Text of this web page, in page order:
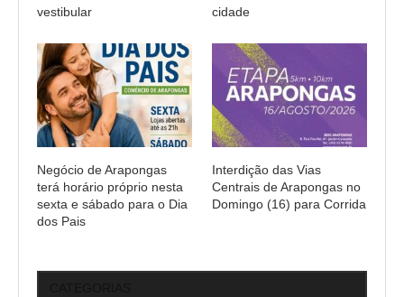
vestibular
cidade
Negócio de Arapongas
terá horário próprio nesta
sexta e sábado para o Dia
dos Pais
Interdição das Vias
Centrais de Arapongas no
Domingo (16) para Corrida